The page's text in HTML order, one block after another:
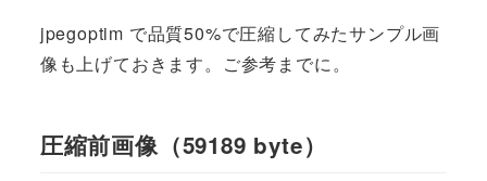
jpegoptim で品質50%で圧縮してみたサンプル画
像も上げておきます。ご参考までに。
圧縮前画像（59189 byte）